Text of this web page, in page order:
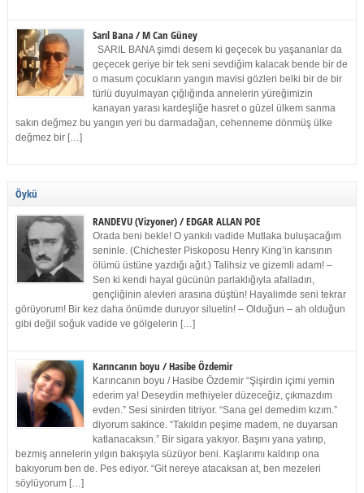
Sarıl Bana / M Can Güney
SARIL BANA şimdi desem ki geçecek bu yaşananlar da
geçecek geriye bir tek seni sevdiğim kalacak bende bir de
o masum çocukların yangın mavisi gözleri belki bir de bir
türlü duyulmayan çığlığında annelerin yüreğimizin
kanayan yarası kardeşliğe hasret o güzel ülkem sanma
sakın değmez bu yangın yeri bu darmadağan, cehenneme dönmüş ülke
değmez bir […]
Öykü
RANDEVU (Vizyoner) / EDGAR ALLAN POE
Orada beni bekle! O yankılı vadide Mutlaka buluşacağım
seninle. (Chichester Piskoposu Henry King’in karısının
ölümü üstüne yazdığı ağıt.) Talihsiz ve gizemli adam! –
Sen ki kendi hayal gücünün parlaklığıyla afalladın,
gençliğinin alevleri arasına düştün! Hayalimde seni tekrar
görüyorum! Bir kez daha önümde duruyor siluetin! – Olduğun – ah olduğun
gibi değil soğuk vadide ve gölgelerin […]
Karıncanın boyu / Hasibe Özdemir
Karıncanın boyu / Hasibe Özdemir “Şişirdin içimi yemin
ederim ya! Deseydin methiyeler düzeceğiz, çıkmazdım
evden.” Sesi sinirden titriyor. “Sana gel demedim kızım.”
diyorum sakince. “Takıldın peşime madem, ne duyarsan
katlanacaksın.” Bir sigara yakıyor. Başını yana yatırıp,
bezmiş annelerin yılgın bakışıyla süzüyor beni. Kaşlarımı kaldırıp ona
bakıyorum ben de. Pes ediyor. “Git nereye atacaksan at, ben mezeleri
söylüyorum […]